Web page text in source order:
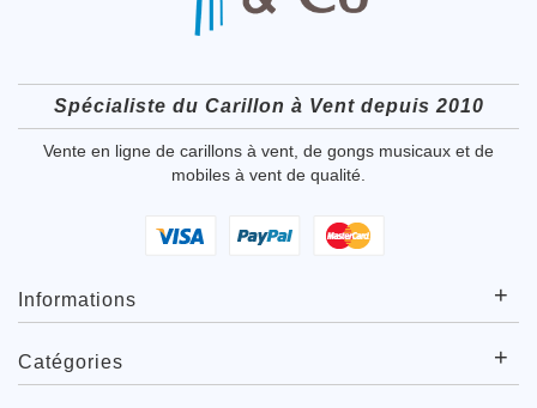
Spécialiste du Carillon à Vent depuis 2010
Vente en ligne de carillons à vent, de gongs musicaux et de
mobiles à vent de qualité.
Informations +
Catégories +